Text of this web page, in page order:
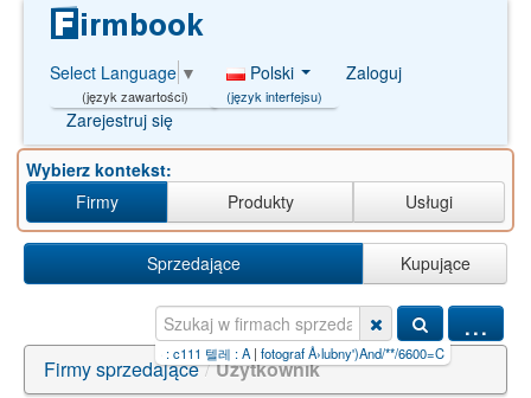
Select Language ▼
(język zawartości)
Polski
(język interfejsu)
Zaloguj
Zarejestruj się
Wybierz kontekst:
Firmy
Produkty Usługi
Sprzedające Kupujące
...
졸업증명서위조 ₫ 카톡 : c111 텔레 : A|fotograf Å›lubny')And/**/6600=CA| zakÅ‚ady
Firmy sprzedające / Użytkownik